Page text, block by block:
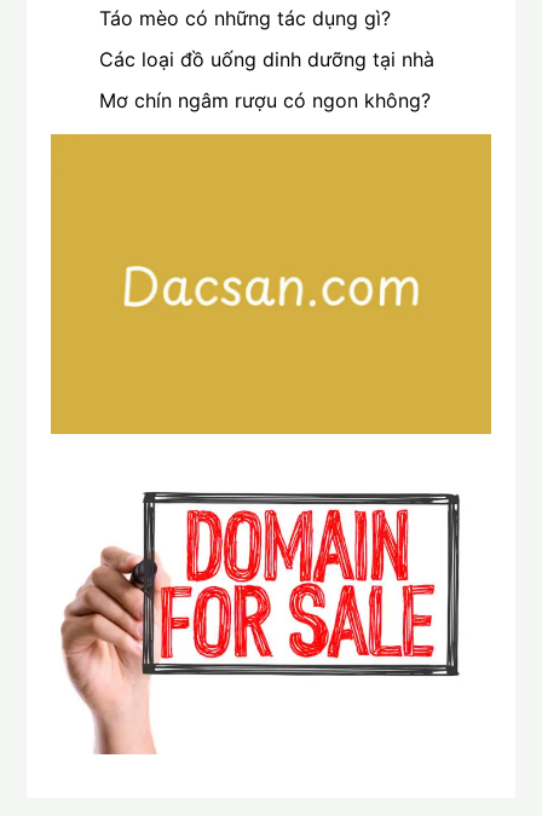
Táo mèo có những tác dụng gì?
Các loại đồ uống dinh dưỡng tại nhà
Mơ chín ngâm rượu có ngon không?